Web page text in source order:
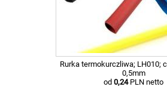
Rurka termokurczliwa; LH010;
0,5mm
od 0,24PLN netto